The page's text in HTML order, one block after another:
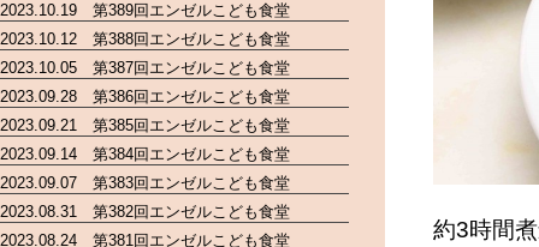
約3時間
2023.10.19 第389回エンゼルこども食堂
2023.10.12 第388回エンゼルこども食堂
2023.10.05 第387回エンゼルこども食堂
2023.09.28 第386回エンゼルこども食堂
2023.09.21 第385回エンゼルこども食堂
2023.09.14 第384回エンゼルこども食堂
2023.09.07 第383回エンゼルこども食堂
2023.08.31 第382回エンゼルこども食堂
2023.08.24 第381回エンゼルこども食堂